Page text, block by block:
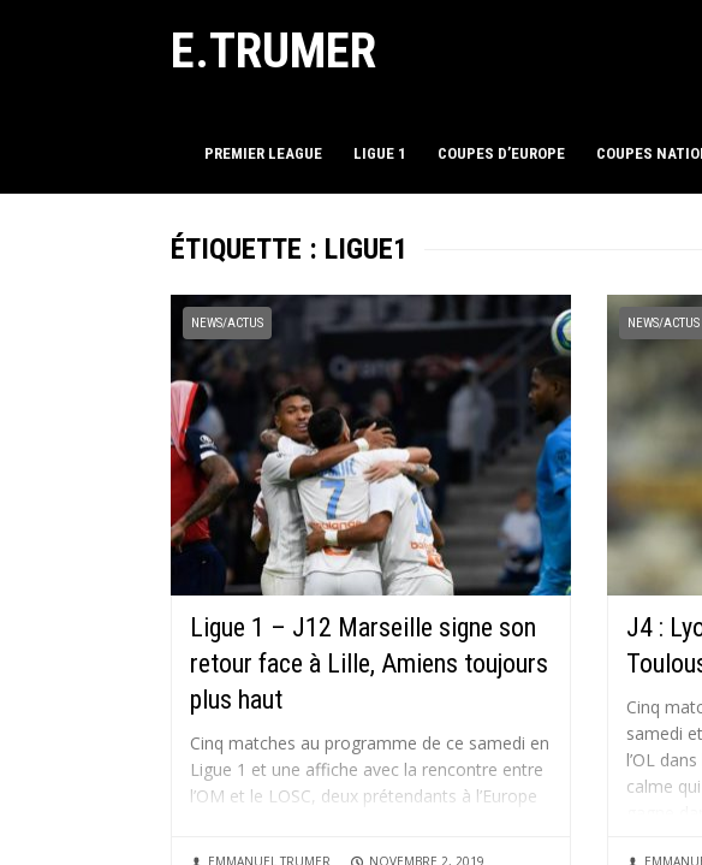
E.TRUMER
PREMIER LEAGUE LIGUE 1 COUPES D’EUROPE COUPES
ÉTIQUETTE : LIGUE1
NEWS/ACTUS
Ligue 1 – J12 Marseille signe son
retour face à Lille, Amiens toujours
plus haut
Cinq matches au programme de ce samedi en
Ligue 1 et une affiche avec la rencontre entre
l’OM et le LOSC, deux prétendants à l’Europe
NEWS/ACTUS
J4 :
Cinq
samedi
l’OL
calme